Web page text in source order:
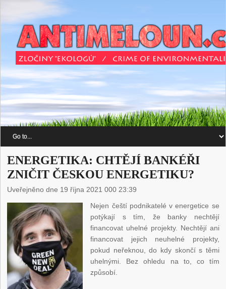
ENERGETIKA: CHTĚJÍ BANKÉŘI
ZNIČIT ČESKOU ENERGETIKU?
Uveřejněno dne 19 října 2021 000 23:39
Nejen čeští podnikatelé v energetice se
potýkají s tím, že banky nechtějí
financovat uhelné projekty. Nechtějí ani
financovat jejich neuhelné projekty,
pokud neřeknou, do kdy skončí s těmi
uhelnými. Bez ohledu na to, co tím
způsobí.